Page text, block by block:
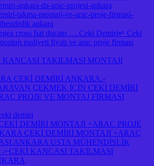
ankara-da-arac-projesi-ankara
takma-montaji-ve-arac-proje-firmasi-
ankara
egea cross fıat ducato ….Çeki Demiri↵ Çeki
maliyeti fiyatı ve araç proje firması
KANCASI TAKILMASI MONTAJI
ÇEKİ DEMİRİ ANKARA.-
ÇEKMEK İÇİN ÇEKİ DEMİRİ
PROJE VE MONTAJ FİRMASI
demiri
DEMİRİ MONTAJI +ARAÇ PROJE
ÇEKİ DEMİRİ MONTAJI +ARAÇ
ANKARA USTA MÜHENDİSLİK
-~ÇEKİ KANCASI TAKILMASI